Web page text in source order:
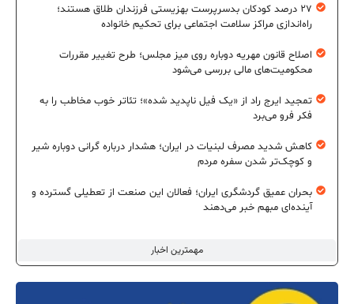
مهمترین اخبار
۲۷ درصد کودکان بدسرپرست بهزیستی فرزندان طلاق هستند؛
راه‌اندازی مراکز سلامت اجتماعی برای تحکیم خانواده
اصلاح قانون مهریه دوباره روی میز مجلس؛ طرح تغییر مقررات
محکومیت‌های مالی بررسی می‌شود
تمجید ایرج راد از «یک فیل ناپدید شده»؛ تئاتر خوب مخاطب را به
فکر فرو می‌برد
کاهش شدید مصرف لبنیات در ایران؛ هشدار درباره گرانی دوباره شیر
و کوچک‌تر شدن سفره مردم
بحران عمیق گردشگری ایران؛ فعالان این صنعت از تعطیلی گسترده و
آینده‌ای مبهم خبر می‌دهند